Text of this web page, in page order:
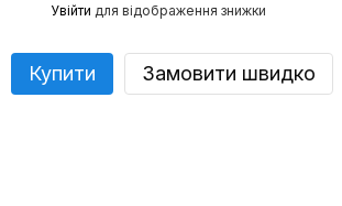
Увійти для відображення знижки
Купити Замовити швидко